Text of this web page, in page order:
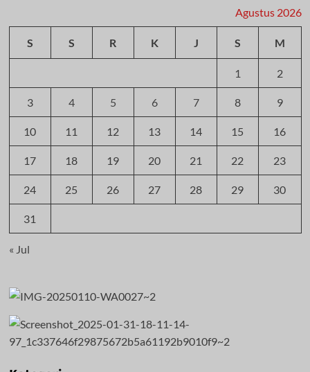
Agustus 2026
S S R K J S M
1 2
3 4 5 6 7 8 9
10 11 12 13 14 15 16
17 18 19 20 21 22 23
24 25 26 27 28 29 30
31
« Jul